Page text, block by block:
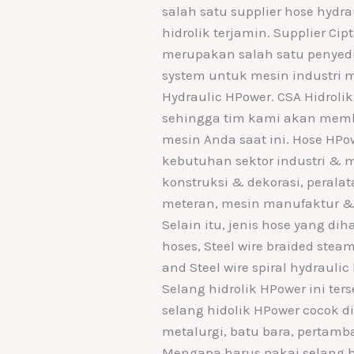
salah satu supplier hose
hidrolik terjamin. Supplier
merupakan salah satu
system untuk mesin industri
Hydraulic HPower. CSA
sehingga tim kami akan
mesin Anda saat ini. Hose
kebutuhan sektor industri &
konstruksi & dekorasi,
meteran, mesin manufaktur
Selain itu, jenis hose yang
hoses, Steel wire braided
and Steel wire spiral hydraulic
Selang hidrolik HPower ini
selang hidolik HPower cocok
metalurgi, batu bara,